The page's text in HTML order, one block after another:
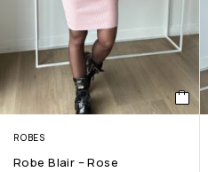
ROBES
Robe Blair – Rose